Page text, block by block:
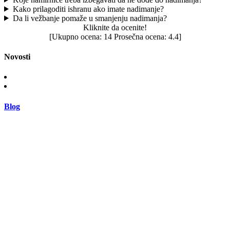
Kako prilagoditi ishranu ako imate nadimanje?
Da li vežbanje pomaže u smanjenju nadimanja?
Kliknite da ocenite!
[Ukupno ocena: 14Prosečna ocena: 4.4]
Novosti
Blog